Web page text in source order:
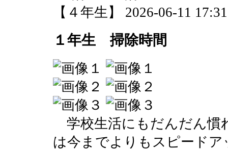
【４年生】 2026-06-11
１年生 掃除時間
学校生活にもだんだん慣
は今までよりもスピード